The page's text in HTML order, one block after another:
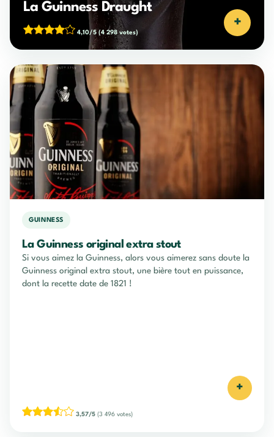
La Guinness Draught
4,10/5 (4 298 votes)
+
GUINNESS
La Guinness original extra stout
Si vous aimez la Guinness, alors vous aimerez sans doute la
Guinness original extra stout, une bière tout en puissance,
dont la recette date de 1821 !
+
3,57/5 (3 496 votes)